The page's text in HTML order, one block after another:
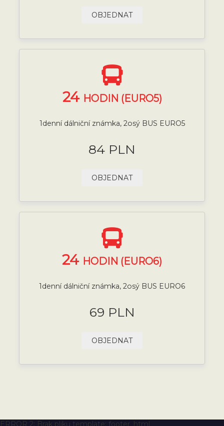
OBJEDNAT
24 HODIN (EURO5)
1denní dálniční známka, 2osý BUS EURO5
84 PLN
OBJEDNAT
24 HODIN (EURO6)
1denní dálniční známka, 2osý BUS EURO6
69 PLN
OBJEDNAT
ERROR 2: Brak pliku template: footer_html